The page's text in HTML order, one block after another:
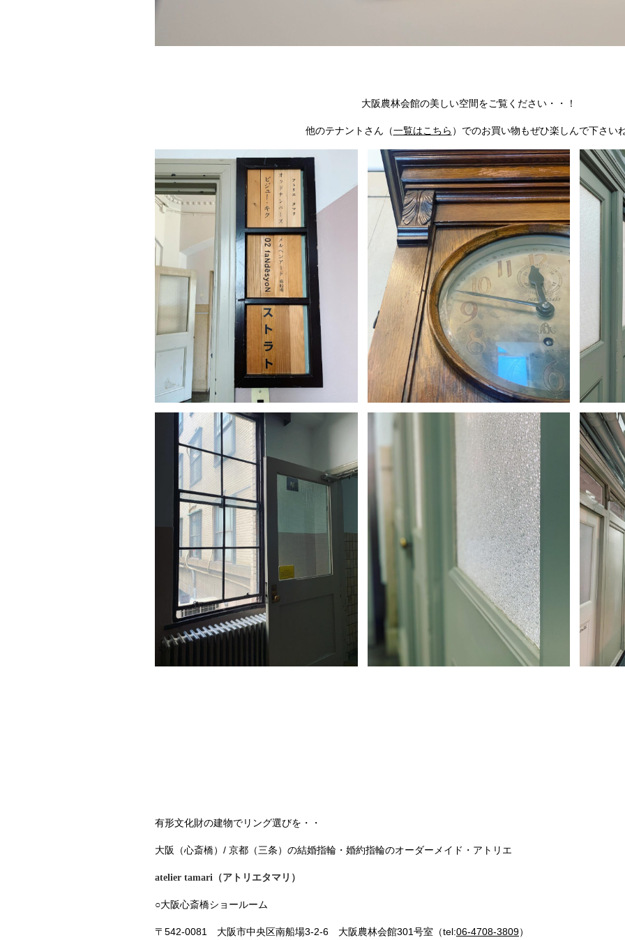
大阪農林会館の美しい空間をご覧ください・・！
他のテナントさん（一覧はこちら ）でのお買い物もぜひ楽しんで下さい
有形文化財の建物でリング選びを・・
大阪（心斎橋）/ 京都（三条）の結婚指輪・婚約指輪のオーダーメイド・アトリエ
atelier tamari（アトリエタマリ）
○大阪心斎橋ショールーム
〒542-0081 大阪市中央区南船場3-2-6 大阪農林会館301号室（tel:06-4708-3809）